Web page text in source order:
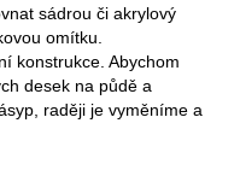
sádrou či akrylový
omítku.
konstrukce. Abychom
desek na půdě a
raději je vyměníme a